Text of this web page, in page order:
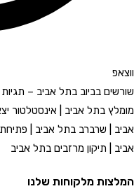
ווצאפ
מומלץ בתל אביב | אינסטלטור
אביב | שרברב בתל אביב |
אביב | תיקון מרזבים בתל אביב
המלצות מלקוחות שלנו